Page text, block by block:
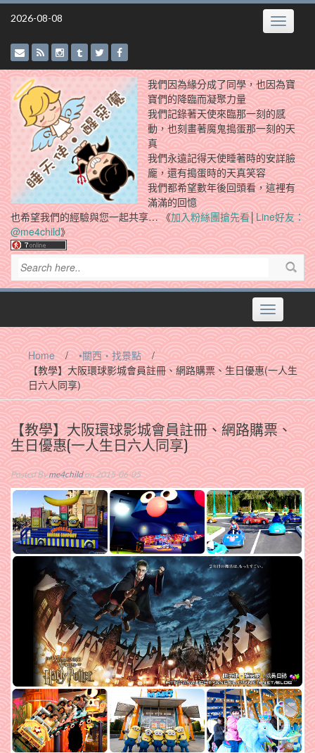
Skip
2026-08-08 Toggle
我們因為緣分成了同學，也因為寶
寶們的降臨而凝聚力量
我們記錄著天使來臨那一刻的感
動，也刻畫著魔鬼搗蛋那一刻的天
真
我們永遠記得天使睡著時的安詳臉
龐，還有搗蛋時的天真笑容
我們都希望數年後回頭看，這裡有
滿滿的回憶
也希望我們的經驗與您一起共享… 《加入粉絲團搶先看│Line好友：
@me4child》
Toggle
navigation
Home / •關西‧找景點
/
【教學】大阪環球影城會員註冊、網路購票、生日優惠(一人生
日六人同享)
【教學】大阪環球影城會員註冊、網路購票、
生日優惠(一人生日六人同享)
Posted Byme4childon 2015-06-05